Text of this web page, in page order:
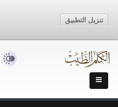
تنزيل التطبيق